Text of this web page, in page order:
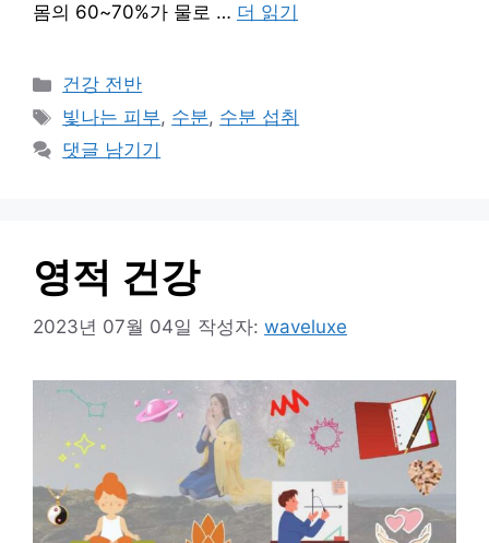
몸의 60~70%가 물로 … 더 읽기
카
테
리
건강 전반
태
그
빛나는 피부, 수분, 수분 섭취
댓글 남기기
영적 건강
2023년 07월 04일 작성자: waveluxe